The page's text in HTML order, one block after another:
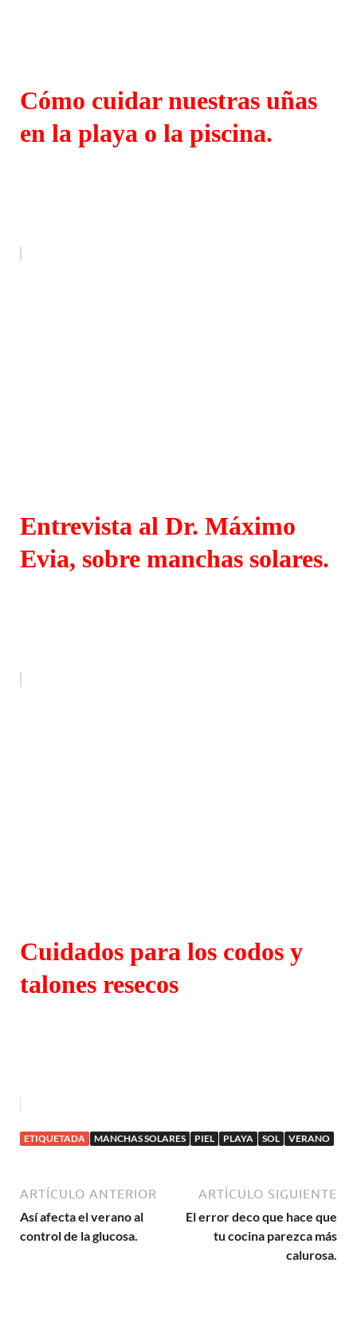
Cómo cuidar nuestras uñas
en la playa o la piscina.
Entrevista al Dr. Máximo
Evia, sobre manchas solares.
Cuidados para los codos y
talones resecos
ETIQUETADA MANCHAS SOLARES PIEL PLAYA SOL VERANO
ARTÍCULO ANTERIOR
Así afecta el verano al
control de la glucosa.
ARTÍCULO SIGUIENTE
El error deco que hace que
tu cocina parezca más
calurosa.